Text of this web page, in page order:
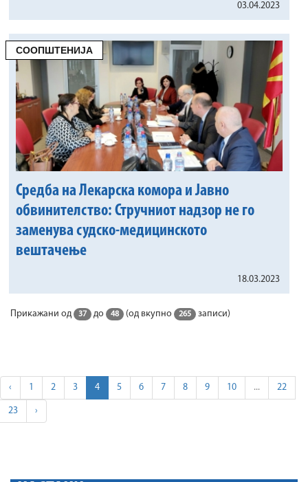
03.04.2023
СООПШТЕНИЈА
Средба на Лекарска комора и Јавно
обвинителство: Стручниот надзор не го
заменува судско-медицинското
вештачење
18.03.2023
Прикажани од 37 до 48 (од вкупно 265 записи)
‹ 1 2 3 4 5 6 7 8 9 10 ... 22
23 ›